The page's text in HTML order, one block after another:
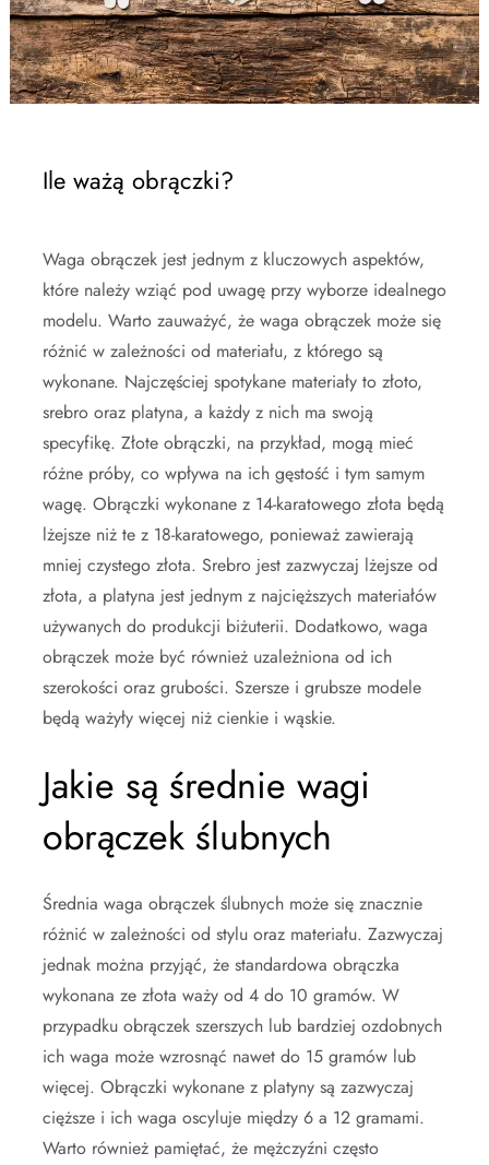
Ile ważą obrączki?
Waga obrączek jest jednym z kluczowych aspektów,
które należy wziąć pod uwagę przy wyborze idealnego
modelu. Warto zauważyć, że waga obrączek może się
różnić w zależności od materiału, z którego są
wykonane. Najczęściej spotykane materiały to złoto,
srebro oraz platyna, a każdy z nich ma swoją
specyfikę. Złote obrączki, na przykład, mogą mieć
różne próby, co wpływa na ich gęstość i tym samym
wagę. Obrączki wykonane z 14-karatowego złota będą
lżejsze niż te z 18-karatowego, ponieważ zawierają
mniej czystego złota. Srebro jest zazwyczaj lżejsze od
złota, a platyna jest jednym z najcięższych materiałów
używanych do produkcji biżuterii. Dodatkowo, waga
obrączek może być również uzależniona od ich
szerokości oraz grubości. Szersze i grubsze modele
będą ważyły więcej niż cienkie i wąskie.
Jakie są średnie wagi
obrączek ślubnych
Średnia waga obrączek ślubnych może się znacznie
różnić w zależności od stylu oraz materiału. Zazwyczaj
jednak można przyjąć, że standardowa obrączka
wykonana ze złota waży od 4 do 10 gramów. W
przypadku obrączek szerszych lub bardziej ozdobnych
ich waga może wzrosnąć nawet do 15 gramów lub
więcej. Obrączki wykonane z platyny są zazwyczaj
cięższe i ich waga oscyluje między 6 a 12 gramami.
Warto również pamiętać, że mężczyźni często